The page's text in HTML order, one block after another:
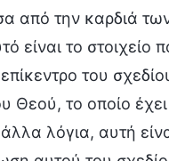
από την καρδιά
είναι το στοιχείο
του
Θεού, το οποίο
λόγια, αυτή